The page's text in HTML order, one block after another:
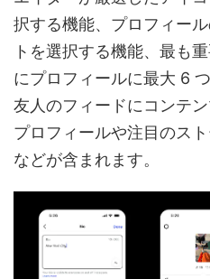
択する機能、プロフィー
トを選択する機能、最も
にプロフィールに最大 6
友人のフィードにコンテ
プロフィールや注目のス
などが含まれます。